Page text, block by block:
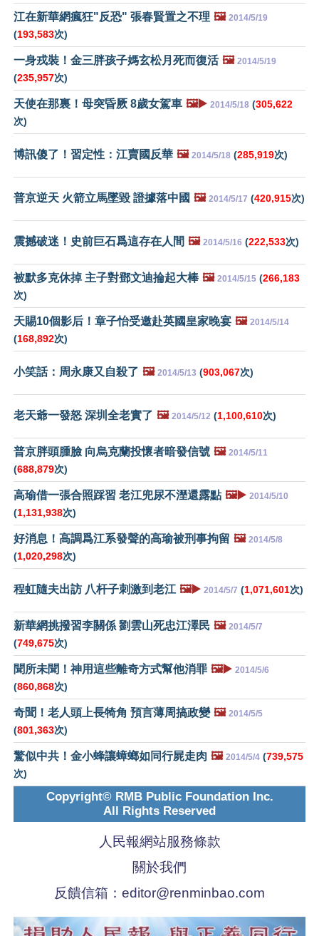
江在新華網瘋狂"反恐" 張春賢置之不理 🖼️ 2014/5/19
(193,583次)
一身戎裝！金三胖孩子媽玄松月死而復活 🖼️ 2014/5/19
(235,957次)
天使在那裏！母突昏厥 8歲女駕車 🖼️▶️ 2014/5/18 (305,622
次)
博訊傻了！習定性：江賣國反華 🖼️ 2014/5/18 (285,919次)
普京逆天 火箭立馬墜毀 證據落中國 🖼️ 2014/5/17 (420,915次)
震撼破迷！史前巨石爲這存在人間 🖼️ 2014/5/16 (222,533次)
被默多克休掉 主子對鄧文迪掄起大棒 🖼️ 2014/5/15 (266,183
次)
天賜10個影后！章子怡受邀赴英國皇家晚宴 🖼️ 2014/5/14
(168,892次)
小笑話：周永康又自殺了 🖼️ 2014/5/13 (903,067次)
老天爺一發怒 深圳全老實了 🖼️ 2014/5/12 (1,100,610次)
普京胖頭腫臉 向烏克蘭投懷者暗發信號 🖼️ 2014/5/11
(688,879次)
高瑜借一張合照踩習 老江兜尿不溼還露點 🖼️▶️ 2014/5/10
(1,131,938次)
好消息！高調爲江系發聲的高瑜被刑事拘留 🖼️ 2014/5/8
(1,020,298次)
程虹隨夫出訪 八杆子刺激到老江 🖼️▶️ 2014/5/7 (1,071,601次)
新華網挑撥習李關係 劉雲山死忠江澤民 🖼️ 2014/5/7
(749,675次)
聞所未聞！神用這些離奇方式幫他消罪 🖼️▶️ 2014/5/6
(860,868次)
奇聞！老人頭上長犄角 預言薄周搞政變 🖼️ 2014/5/5
(801,363次)
驚似中共！金小蜂讓蟑螂如同行屍走肉 🖼️ 2014/5/4 (739,575
次)
Copyright© RMB Public Foundation Inc.
All Rights Reserved
人民報網站服務條款
關於我們
反饋信箱： editor@renminbao.com